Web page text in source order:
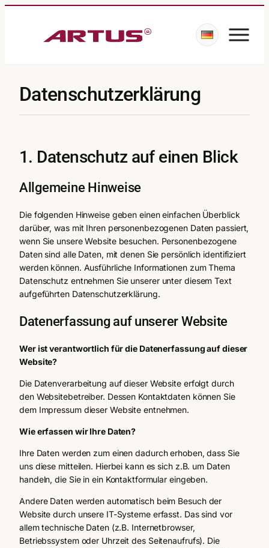
Datenschutz­erklärung
1. Datenschutz auf einen Blick
Allgemeine Hinweise
Die folgenden Hinweise geben einen einfachen Überblick
darüber, was mit Ihren personenbezogenen Daten passiert,
wenn Sie unsere Website besuchen. Personenbezogene
Daten sind alle Daten, mit denen Sie persönlich identifiziert
werden können. Ausführliche Informationen zum Thema
Datenschutz entnehmen Sie unserer unter diesem Text
aufgeführten Datenschutz­erklärung.
Datenerfassung auf unserer Website
Wer ist verantwortlich für die Datenerfassung auf dieser
Website?
Die Datenverarbeitung auf dieser Website erfolgt durch
den Websitebetreiber. Dessen Kontaktdaten können Sie
dem Impressum dieser Website entnehmen.
Wie erfassen wir Ihre Daten?
Ihre Daten werden zum einen dadurch erhoben, dass Sie
uns diese mitteilen. Hierbei kann es sich z.B. um Daten
handeln, die Sie in ein Kontaktformular eingeben.
Andere Daten werden automatisch beim Besuch der
Website durch unsere IT-Systeme erfasst. Das sind vor
allem technische Daten (z.B. Internetbrowser,
Betriebssystem oder Uhrzeit des Seitenaufrufs). Die